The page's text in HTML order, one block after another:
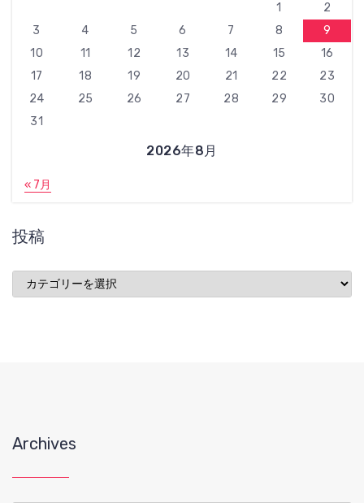
2026年8月
1
2
3
4 5 6 7 8
9
10
11 12 13 14 15
16
17
18 19 20 21 22
23
24
25 26 27 28 29
30
31
« 7月
投稿
稿
Archives